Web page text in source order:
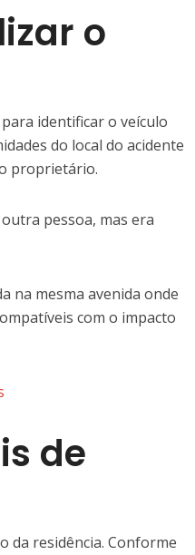
o
identificar o veículo
do local do acidente
proprietário.
pessoa, mas era
na mesma avenida onde
com o impacto
de
da residência. Conforme